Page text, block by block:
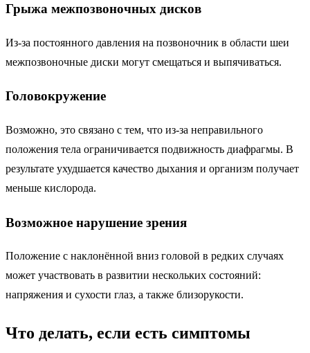
Грыжа межпозвоночных дисков
Из-за постоянного давления на позвоночник в области шеи
межпозвоночные диски могут смещаться и выпячиваться.
Головокружение
Возможно, это связано с тем, что из-за неправильного
положения тела ограничивается подвижность диафрагмы. В
результате ухудшается качество дыхания и организм получает
меньше кислорода.
Возможное нарушение зрения
Положение с наклонённой вниз головой в редких случаях
может участвовать в развитии нескольких состояний:
напряжения и сухости глаз, а также близорукости.
Что делать, если есть симптомы